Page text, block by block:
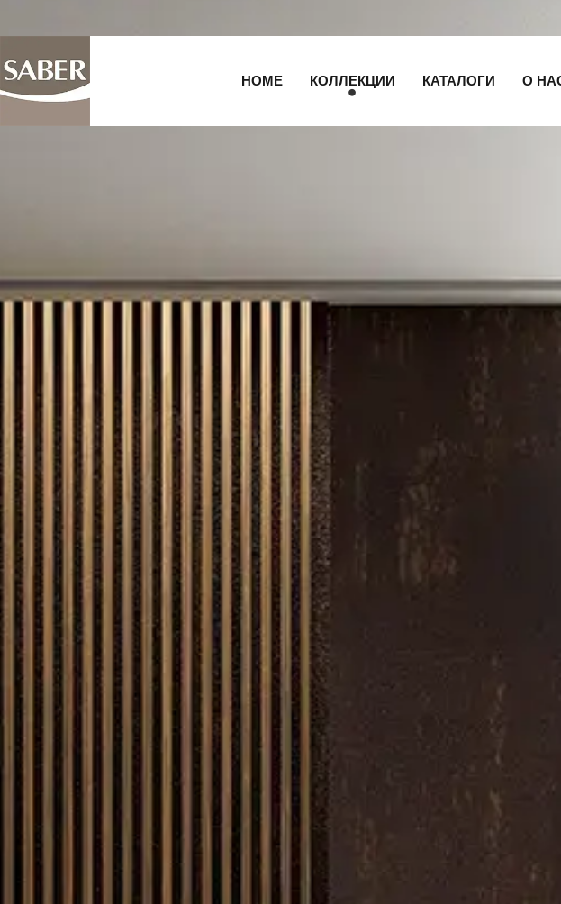
HOME КОЛЛЕКЦИИ КАТАЛОГИ О